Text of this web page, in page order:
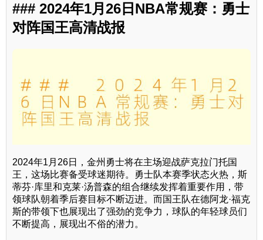
### 2024年1月26日NBA常规赛：勇士
对阵国王高清战报
2024年1月26日，金州勇士将在主场迎战萨克拉门托国
王，这场比赛备受球迷期待。勇士队本赛季状态火热，斯
蒂芬·库里和克莱·汤普森的组合继续发挥着重要作用，带
领球队朝着季后赛目标不断迈进。而国王队在德阿龙·福克
斯的带领下也展现出了强劲的竞争力，球队的年轻球员们
不断提高，展现出不俗的潜力。